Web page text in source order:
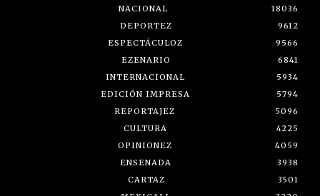
NACIONAL
18036
DEPORTEZ
9612
ESPECTÁCULOZ
9566
EZENARIO
6841
INTERNACIONAL
5934
EDICIÓN IMPRESA
5794
REPORTAJEZ
5096
CULTURA
4225
OPINIONEZ
4059
ENSENADA
3938
CARTAZ
3501